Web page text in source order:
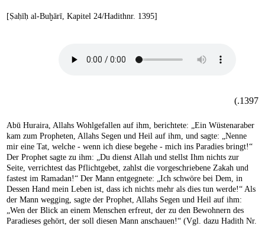
[Ṣaḥīḥ al-Buḫārī, Kapitel 24/Hadithnr. 1395]
1397.)
Abū Huraira, Allahs Wohlgefallen auf ihm, berichtete: „Ein Wüstenaraber
kam zum Propheten, Allahs Segen und Heil auf ihm, und sagte: „Nenne
mir eine Tat, welche - wenn ich diese begehe - mich ins Paradies bringt!“
Der Prophet sagte zu ihm: „Du dienst Allah und stellst Ihm nichts zur
Seite, verrichtest das Pflichtgebet, zahlst die vorgeschriebene Zakah und
fastest im Ramadan!“ Der Mann entgegnete: „Ich schwöre bei Dem, in
Dessen Hand mein Leben ist, dass ich nichts mehr als dies tun werde!“ Als
der Mann wegging, sagte der Prophet, Allahs Segen und Heil auf ihm:
„Wen der Blick an einem Menschen erfreut, der zu den Bewohnern des
Paradieses gehört, der soll diesen Mann anschauen!“ (Vgl. dazu Hadith Nr.